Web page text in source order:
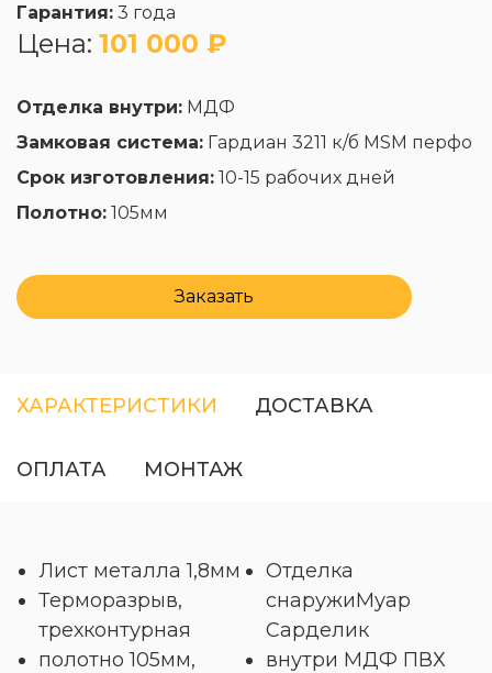
Гарантия: 3 года
Цена: 101 000 ₽
Отделка внутри: МДФ
Замковая система: Гардиан 3211 к/б MSM перфо
Срок изготовления: 10-15 рабочих дней
Полотно: 105мм
Заказать
ХАРАКТЕРИСТИКИ ДОСТАВКА
ОПЛАТА МОНТАЖ
Лист металла 1,8мм
Терморазрыв,
трехконтурная
полотно 105мм,
Отделка
снаружиМуар
Сарделик
внутри МДФ ПВХ